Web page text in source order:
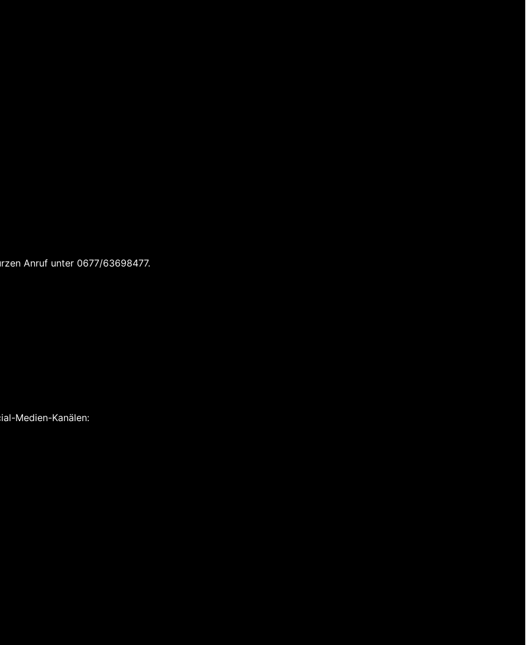
Anruf unter 0677/63698477.
Medien-Kanälen: